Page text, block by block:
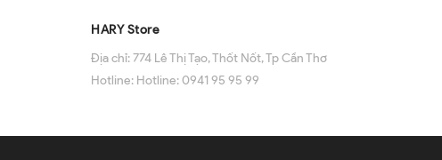
HARY Store
Địa chỉ:774 Lê Thị Tạo, Thốt Nốt, Tp Cần Thơ
Hotline: Hotline: 0941 95 95 99